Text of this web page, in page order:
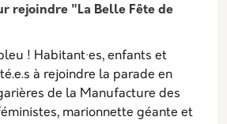
rejoindre "La Belle Fête de
! Habitant·es, enfants et
à rejoindre la parade en
de la Manufacture des
marionnette géante et